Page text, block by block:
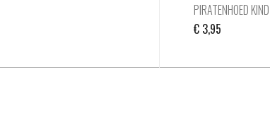
PIRATENHOED KIND
€ 3,95